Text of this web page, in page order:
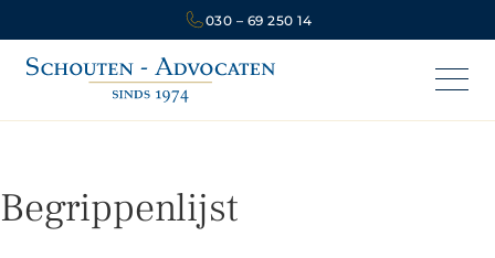
030 – 69 250 14
Begrippenlijst